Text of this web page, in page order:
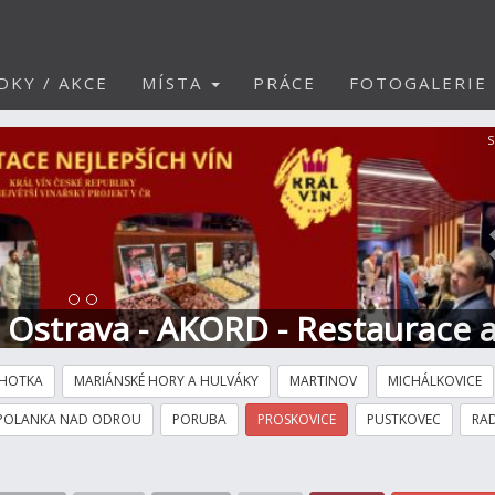
/ AKCE MÍSTA PRÁCE FOTOGALERIE
- AKORD - Restaurace
MARIÁNSKÉ HORY A HULVÁKY MARTINOV MICHÁLKOVICE
NAD ODROU PORUBA PROSKOVICE PUSTKOVEC